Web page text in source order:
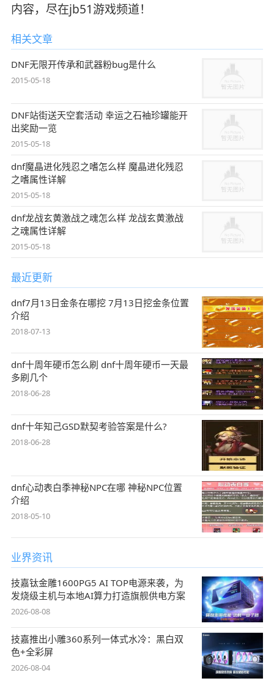
内容，尽在jb51游戏频道！
相关文章
DNF无限开传承和武器粉bug是什么
2015-05-18
DNF站街送天空套活动 幸运之石袖珍罐能开
出奖励一览
2015-05-18
dnf魔晶进化残忍之嗜怎么样 魔晶进化残忍
之嗜属性详解
2015-05-18
dnf龙战玄黄激战之魂怎么样 龙战玄黄激战
之魂属性详解
2015-05-18
最近更新
dnf7月13日金条在哪挖 7月13日挖金条位置
介绍
2018-07-13
dnf十周年硬币怎么刷 dnf十周年硬币一天最
多刷几个
2018-06-28
dnf十年知己GSD默契考验答案是什么?
2018-06-28
dnf心动表白季神秘NPC在哪 神秘NPC位置
介绍
2018-05-10
业界资讯
技嘉钛金雕1600PG5 AI TOP电源来袭，为
发烧级主机与本地AI算力打造旗舰供电方案
2026-08-08
技嘉推出小雕360系列一体式水冷：黑白双
色+全彩屏
2026-08-04